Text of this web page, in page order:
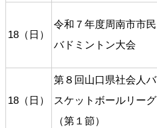
18（日）
令和７年度周南市市民
バドミントン大会
18（日）
第８回山口県社会人バ
スケットボールリーグ
（第１節）